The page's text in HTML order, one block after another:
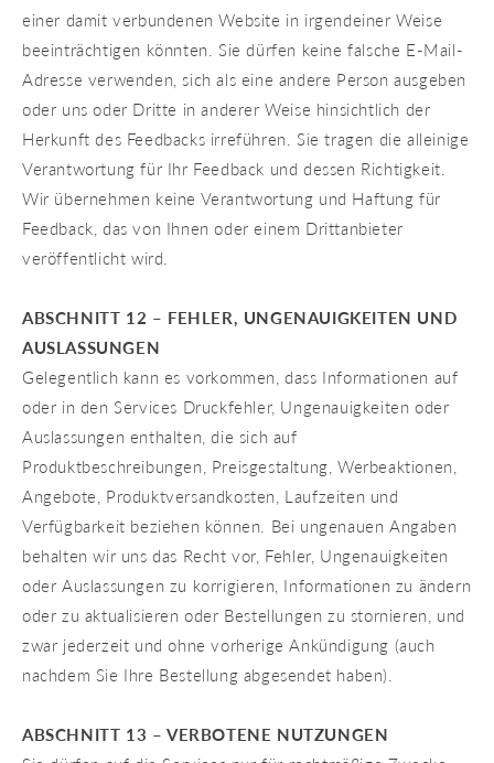
einer damit verbundenen Website in irgendeiner Weise
beeinträchtigen könnten. Sie dürfen keine falsche E-Mail-
Adresse verwenden, sich als eine andere Person ausgeben
oder uns oder Dritte in anderer Weise hinsichtlich der
Herkunft des Feedbacks irreführen. Sie tragen die alleinige
Verantwortung für Ihr Feedback und dessen Richtigkeit.
Wir übernehmen keine Verantwortung und Haftung für
Feedback, das von Ihnen oder einem Drittanbieter
veröffentlicht wird.
ABSCHNITT 12 – FEHLER, UNGENAUIGKEITEN UND
AUSLASSUNGEN
Gelegentlich kann es vorkommen, dass Informationen auf
oder in den Services Druckfehler, Ungenauigkeiten oder
Auslassungen enthalten, die sich auf
Produktbeschreibungen, Preisgestaltung, Werbeaktionen,
Angebote, Produktversandkosten, Laufzeiten und
Verfügbarkeit beziehen können. Bei ungenauen Angaben
behalten wir uns das Recht vor, Fehler, Ungenauigkeiten
oder Auslassungen zu korrigieren, Informationen zu ändern
oder zu aktualisieren oder Bestellungen zu stornieren, und
zwar jederzeit und ohne vorherige Ankündigung (auch
nachdem Sie Ihre Bestellung abgesendet haben).
ABSCHNITT 13 – VERBOTENE NUTZUNGEN